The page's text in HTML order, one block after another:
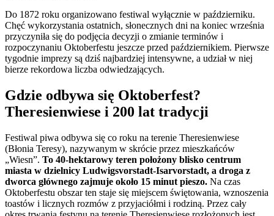
Do 1872 roku organizowano festiwal wyłącznie w październiku.
Chęć wykorzystania ostatnich, słonecznych dni na koniec września
przyczyniła się do podjęcia decyzji o zmianie terminów i
rozpoczynaniu Oktoberfestu jeszcze przed październikiem. Pierwsze
tygodnie imprezy są dziś najbardziej intensywne, a udział w niej
bierze rekordowa liczba odwiedzających.
Gdzie odbywa się Oktoberfest?
Theresienwiese i 200 lat tradycji
Festiwal piwa odbywa się co roku na terenie Theresienwiese
(Błonia Teresy), nazywanym w skrócie przez mieszkańców
„Wiesn”. To 40-hektarowy teren położony blisko centrum
miasta w dzielnicy Ludwigsvorstadt-Isarvorstadt, a droga z
dworca głównego zajmuje około 15 minut pieszo. Na czas
Oktoberfestu obszar ten staje się miejscem świętowania, wznoszenia
toastów i licznych rozmów z przyjaciółmi i rodziną. Przez cały